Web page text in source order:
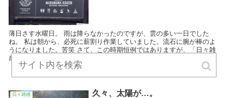
薄日さす水曜日。 雨は降らなかったのですが、雲の多い一日でした
ね。 私は朝から、必死に薪割り作業していました。流石に腕が棒のよ
うになりました。苦笑 さて、この時期恒例ではありますが、「日々雑
感」はお休み致します。 ...
日々雑感 久々、太陽が…。